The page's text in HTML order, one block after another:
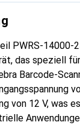
PWRS-14000-
das speziell
Barcode-
von 12 V, was